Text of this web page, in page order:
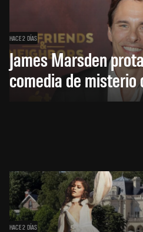
HACE 2 DÍAS
James Marsden
comedia de misterio
HACE 2 DÍAS